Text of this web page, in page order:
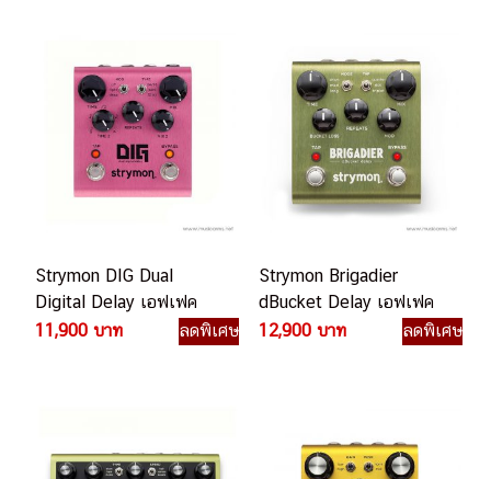
Strymon DIG Dual
Digital Delay เอฟเฟค
กีตาร์ไฟฟ้า
11,900 บาท ลดพิเศษ
Strymon Brigadier
dBucket Delay เอฟเฟค
กีตาร์ไฟฟ้า
12,900 บาท ลดพิเศษ